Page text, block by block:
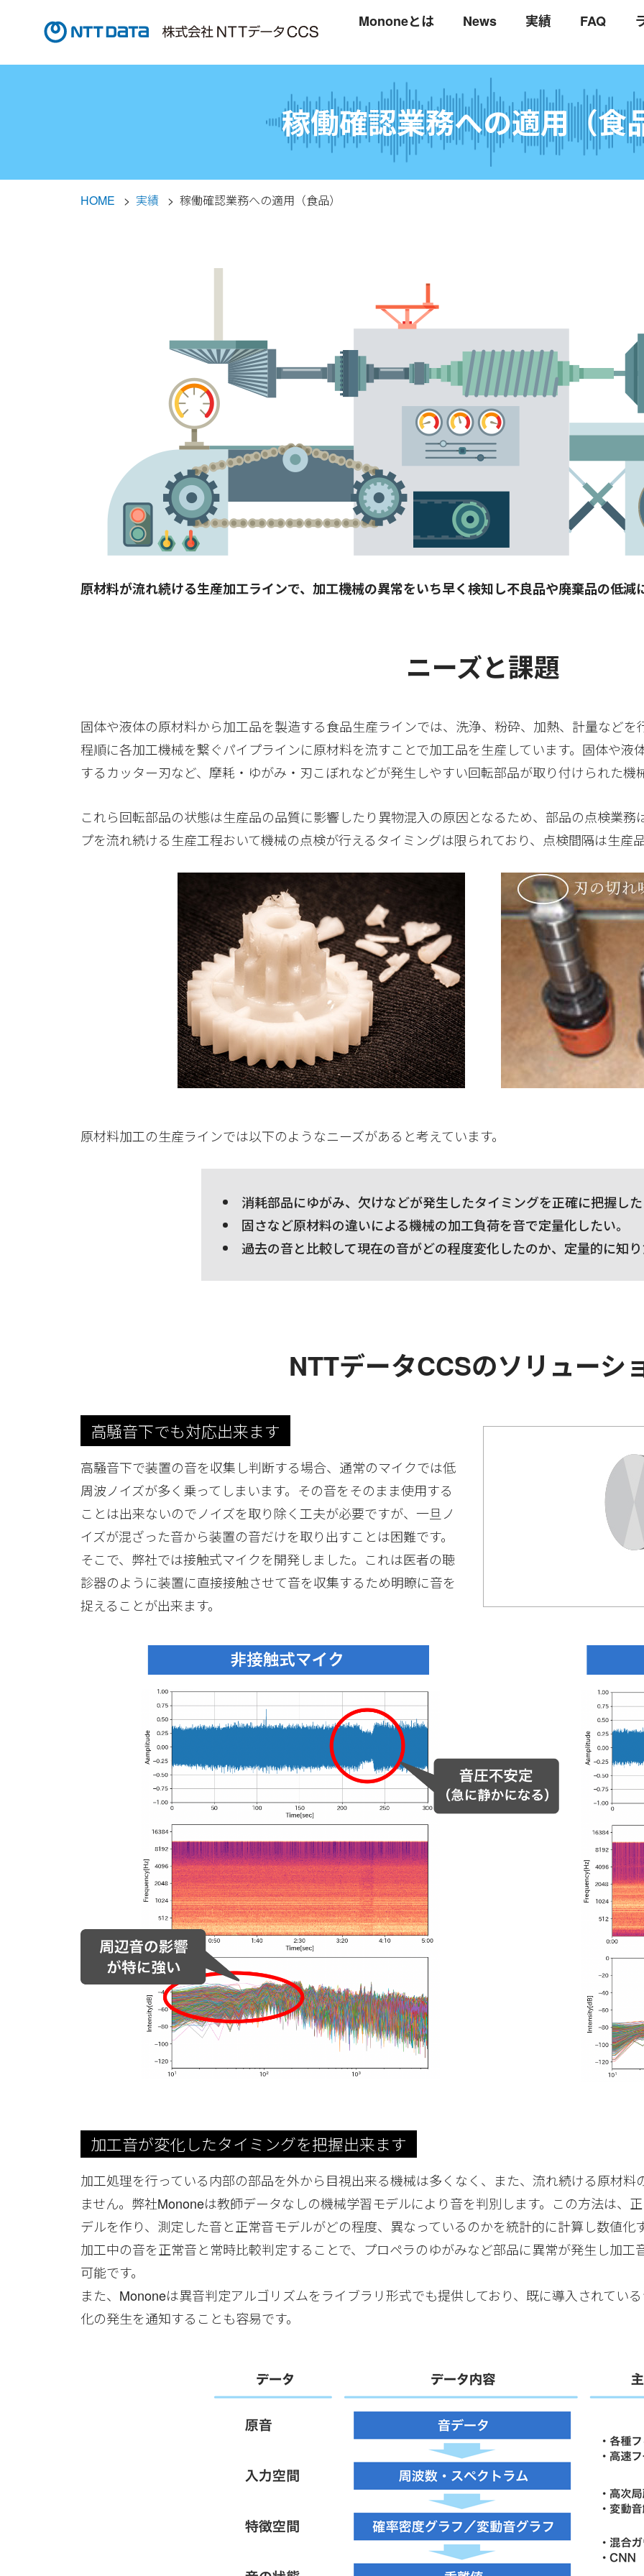
Mononeとは News 実績 FAQ
稼働確認業務への適用 （
HOME 実績 稼働確認業務への適用（食品）
原材料が流れ続ける生産加工ラインで、加工機械の異常をいち早く検知し不良品や廃棄品の低減
ニーズと課題
固体や液体の原材料から加工品を製造する食品生産ラインでは、洗浄、粉砕、加熱、計量など
程順に各加工機械を繋ぐパイプラインに原材料を流すことで加工品を生産しています。固体や液
するカッター刃など、摩耗・ゆがみ・刃こぼれなどが発生しやすい回転部品が取り付けられた機
これら回転部品の状態は生産品の品質に影響したり異物混入の原因となるため、部品の点検業
プを流れ続ける生産工程おいて機械の点検が行えるタイミングは限られており、点検間隔は生産
原材料加工の生産ラインでは以下のようなニーズがあると考えています。
消耗部品にゆがみ、欠けなどが発生したタイミングを正確に把握し
固さなど原材料の違いによる機械の加工負荷を音で定量化したい。
過去の音と比較して現在の音がどの程度変化したのか、定量的に知
NTTデータCCSのソリューシ
高騒音下でも対応出来ます
高騒音下で装置の音を収集し判断する場合、通常のマイクでは低
周波ノイズが多く乗ってしまいます。その音をそのまま使用する
ことは出来ないのでノイズを取り除く工夫が必要ですが、一旦ノ
イズが混ざった音から装置の音だけを取り出すことは困難です。
そこで、弊社では接触式マイクを開発しました。これは医者の聴
診器のように装置に直接接触させて音を収集するため明瞭に音を
捉えることが出来ます。
加工音が変化したタイミングを把握出来ます
加工処理を行っている内部の部品を外から目視出来る機械は多くなく、また、流れ続ける原材
ません。弊社Mononeは教師データなしの機械学習モデルにより音を判別します。この方法は、
デルを作り、測定した音と正常音モデルがどの程度、異なっているのかを統計的に計算し数値化
加工中の音を正常音と常時比較判定することで、プロペラのゆがみなど部品に異常が発生し加
可能です。
また、Mononeは異音判定アルゴリズムをライブラリ形式でも提供しており、既に導入されてい
化の発生を通知することも容易です。